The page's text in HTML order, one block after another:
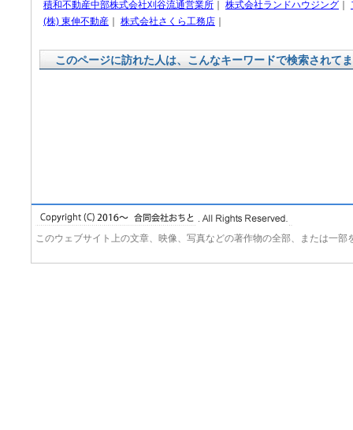
積和不動産中部株式会社刈谷流通営業所
株式会社ランドハウジング
(株) 東伸不動産
株式会社さくら工務店
このページに訪れた人は、こんなキーワードで検索されて
このウェブサイト上の文章、映像、写真などの著作物の全部、または一